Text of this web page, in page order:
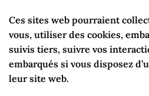
Ces sites web pourraient
vous, utiliser des cookies,
suivis tiers, suivre vos
embarqués si vous disposez
leur site web.